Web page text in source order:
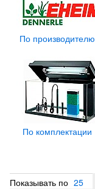
По производителю
По комплектации
Показывать по 25